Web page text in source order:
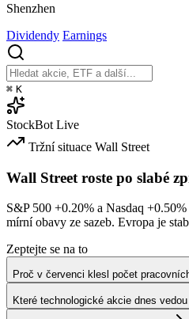
Shenzhen
Dividendy Earnings
⌘ K
StockBot Live
Tržní situace Wall Street
Wall Street roste po slabé
S&P 500 +0.20% a Nasdaq +0.50%
mírní obavy ze sazeb. Evropa je
Zeptejte se na to
Proč v červenci klesl počet
Které technologické akcie dnes